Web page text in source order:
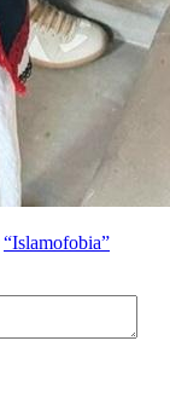
“Islamofobia”